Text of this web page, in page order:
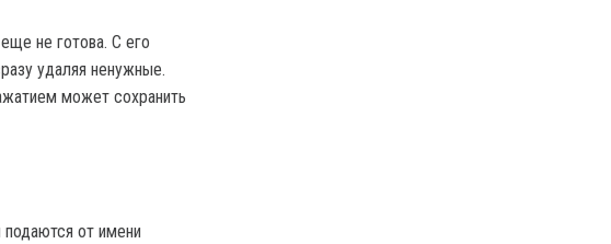
не готова. С его
удаляя ненужные.
может сохранить
от имени